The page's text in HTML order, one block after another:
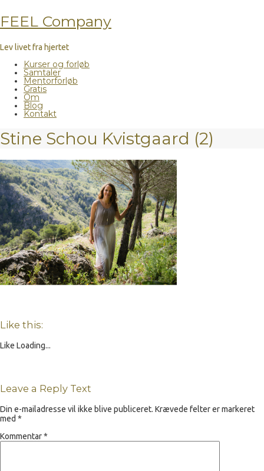
FEEL Company
Lev livet fra hjertet
Kurser og forløb
Samtaler
Mentorforløb
Gratis
Om
Blog
Kontakt
Stine Schou Kvistgaard (2)
Like this:
Like Loading...
Leave a Reply Text
Din e-mailadresse vil ikke blive publiceret. Krævede felter er markeret
med *
Kommentar*